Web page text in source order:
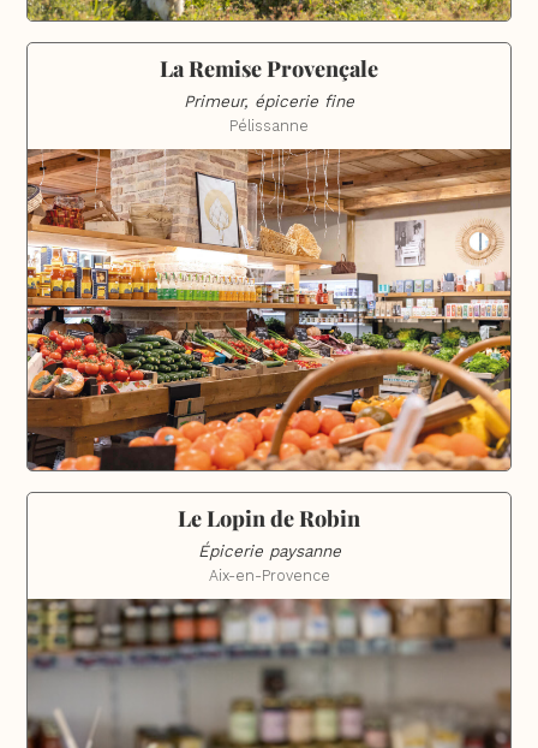
La Remise Provençale
Primeur, épicerie fine
Pélissanne
Le Lopin de Robin
Épicerie paysanne
Aix-en-Provence